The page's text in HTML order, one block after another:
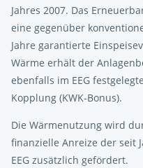
Jahres 2007. Das
eine gegenüber
Jahre garantierte
Wärme erhält der
ebenfalls im EEG
Kopplung (KWK-Bonus).
Die Wärmenutzung wird
finanzielle Anreize der seit
EEG zusätzlich gefördert.